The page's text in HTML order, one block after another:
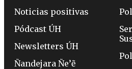
Noticias positivas
Pódcast ÚH
Newsletters ÚH
Ñandejara Ñe’ẽ